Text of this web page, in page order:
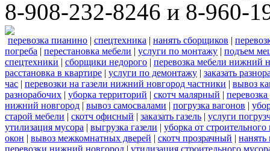
8-908-232-8246 и 8-960-
перевозка пианино | спецтехника | нанять сборщиков |
погреба | перестановка мебели | услуги по монтажу | подъем
спецтехники | сборщики недорого | перевозка мебели нижний
расстановка в квартире | услуги по демонтажу | заказать
час | перевозки на газели нижний новгород частники | вывоз
разнорабочих | уборка территорий | скотч малярный |
нижний новгород | вывоз самосвалами | погрузка вагонов |
старой мебели | скотч офисный | заказать газель | услуги
утилизация мусора | выгрузка газели | уборка от строительного
окон | вывоз межкомнатных дверей | скотч прозрачный | нанять